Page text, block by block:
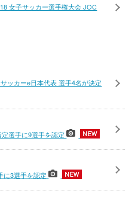
女子サッカー選手権大会 JOC
ッカーe日本代表 選手4名が決定
定選手に9選手を認定
に3選手を認定